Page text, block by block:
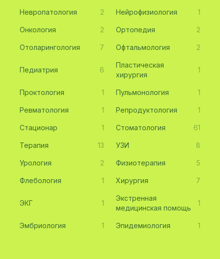
Невропатология 2 Нейрофизиология 1
Онкология 2 Ортопедия 2
Отоларингология 7 Офтальмология 2
Педиатрия 6
Пластическая
хирургия
1
Проктология 1 Пульмонология 1
Ревматология 1 Репродуктология 1
Стационар 1 Стоматология 61
Терапия 13 УЗИ 8
Урология 2 Физиотерапия 5
Флебология 1 Хирургия 7
ЭКГ 1
Экстренная
медицинская помощь
1
Эмбриология 1 Эпидемиология 1